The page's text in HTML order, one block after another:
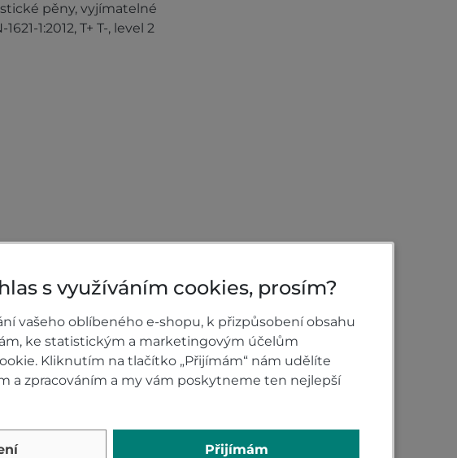
pěny, vyjímatelné
1:2012, T+ T-, level 2
s využíváním cookies, prosím?
vašeho oblíbeného e-shopu, k přizpůsobení obsahu
ke statistickým a marketingovým účelům
Kliknutím na tlačítko „Přijímám“ nám udělíte
a zpracováním a my vám poskytneme ten nejlepší
Přijímám